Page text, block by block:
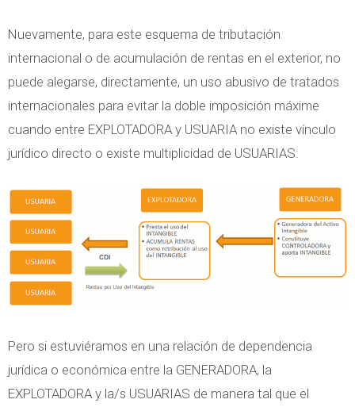
Nuevamente, para este esquema de tributación
internacional o de acumulación de rentas en el exterior, no
puede alegarse, directamente, un uso abusivo de tratados
internacionales para evitar la doble imposición máxime
cuando entre EXPLOTADORA y USUARIA no existe vínculo
jurídico directo o existe multiplicidad de USUARIAS:
Pero si estuviéramos en una relación de dependencia
jurídica o económica entre la GENERADORA, la
EXPLOTADORA y la/s USUARIAS de manera tal que el